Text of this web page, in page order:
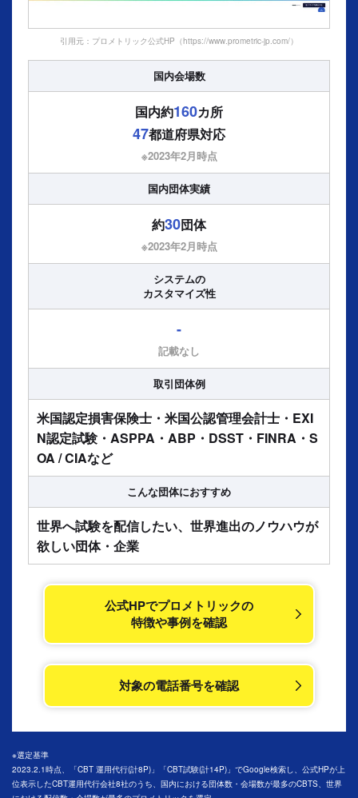
引用元：プロメトリック公式HP（https://www.prometric-jp.com/）
国内会場数
国内約160カ所
47都道府県対応
※2023年2⽉時点
国内団体実績
約30団体
※2023年2⽉時点
システムの
カスタマイズ性
-
記載なし
取引団体例
米国認定損害保険士・米国公認管理会計士・EXI
N認定試験・ASPPA・ABP・DSST・FINRA・S
OA / CIAなど
こんな団体におすすめ
世界へ試験を配信したい、世界進出のノウハウが
欲しい団体・企業
公式HPでプロメトリックの
特徴や事例を確認
対象の電話番号を確認
※選定基準
2023.2.1時点、「CBT 運用代行(計8P)」「CBT試験(計14P)」でGoogle検索し、公式HPが上
位表示したCBT運用代行会社8社のうち、国内における団体数・会場数が最多のCBTS、世界